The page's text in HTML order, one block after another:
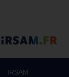
IRSAM